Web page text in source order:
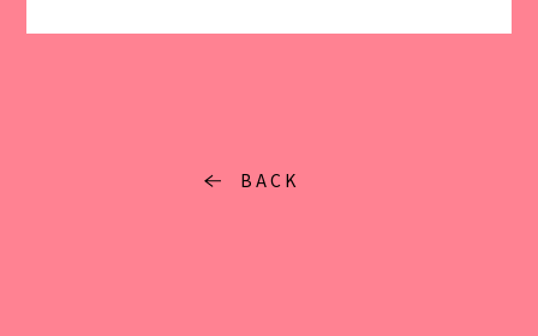
BACK